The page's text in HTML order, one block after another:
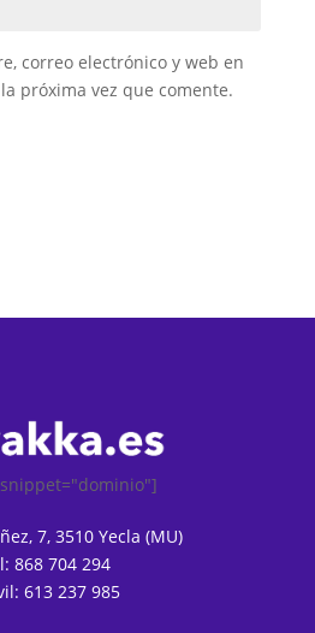
correo electrónico y web en
próxima vez que comente.
7, 3510 Yecla (MU)
868 704 294
613 237 985